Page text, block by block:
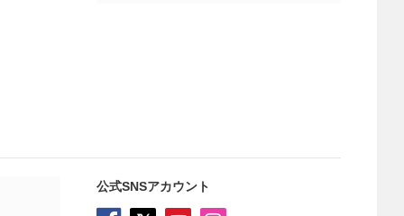
公式SNSアカウント